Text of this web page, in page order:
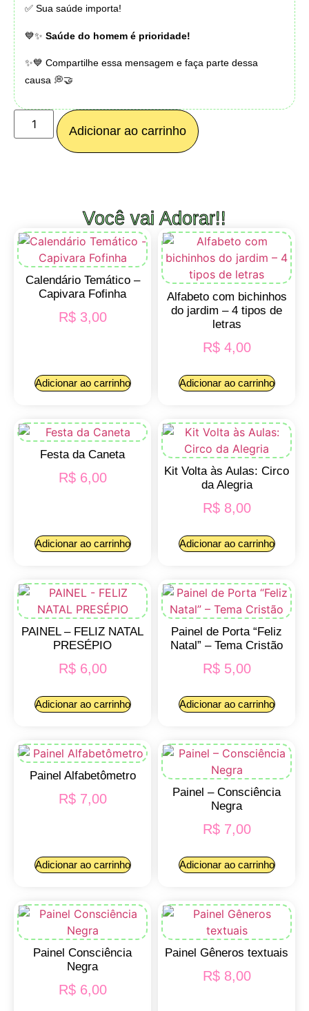
✅ Sua saúde importa!
💙✨ Saúde do homem é prioridade!
✨💙 Compartilhe essa mensagem e faça parte dessa
causa 💭🤝
Adicionar ao carrinho
Você vai Adorar!!
Calendário Temático –
Capivara Fofinha
R$3,00
Adicionar ao carrinho
Alfabeto com bichinhos
do jardim – 4 tipos de
letras
R$4,00
Adicionar ao carrinho
Festa da Caneta
R$6,00
Adicionar ao carrinho
Kit Volta às Aulas: Circo
da Alegria
R$8,00
Adicionar ao carrinho
PAINEL – FELIZ NATAL
PRESÉPIO
R$6,00
Adicionar ao carrinho
Painel de Porta “Feliz
Natal” – Tema Cristão
R$5,00
Adicionar ao carrinho
Painel Alfabetômetro
R$7,00
Adicionar ao carrinho
Painel – Consciência
Negra
R$7,00
Adicionar ao carrinho
Painel Consciência
Negra
R$6,00
Painel Gêneros textuais
R$8,00